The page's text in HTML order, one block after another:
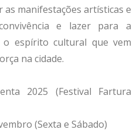
manifestações artísticas e
e lazer para a
o espírito cultural que vem
na cidade.
2025 (Festival Fartura
(Sexta e Sábado)